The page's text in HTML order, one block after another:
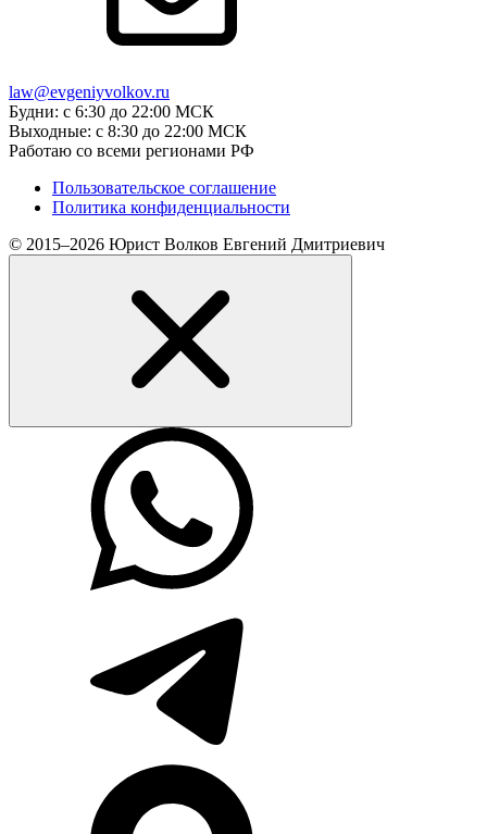
law@evgeniyvolkov.ru
Будни: с 6:30 до 22:00 МСК
Выходные: с 8:30 до 22:00 МСК
Работаю со всеми регионами РФ
Пользовательское соглашение
Политика конфиденциальности
© 2015–2026 Юрист Волков Евгений Дмитриевич